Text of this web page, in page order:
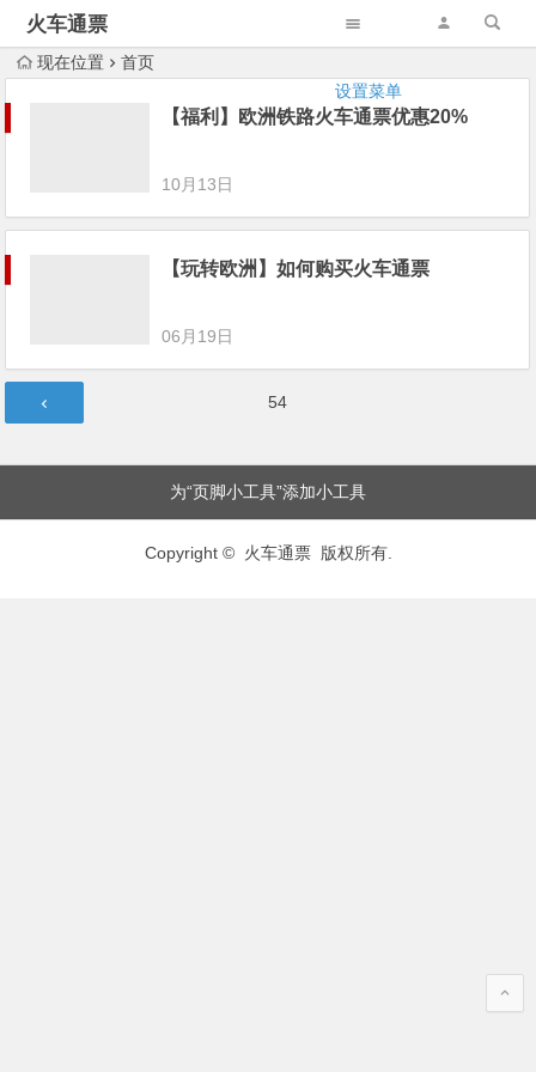
火车通票
设置菜单
现在位置 首页
【福利】欧洲铁路火车通票优惠20%
10月13日
【玩转欧洲】如何购买火车通票
06月19日
章
第54
为“页脚小工具”添加小工具
Copyright © 火车通票 版权所有.